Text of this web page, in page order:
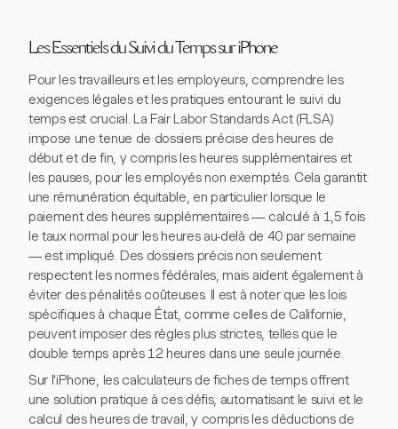
Les Essentiels du Suivi du Temps sur iPhone
Pour les travailleurs et les employeurs, comprendre les
exigences légales et les pratiques entourant le suivi du
temps est crucial. La Fair Labor Standards Act (FLSA)
impose une tenue de dossiers précise des heures de
début et de fin, y compris les heures supplémentaires et
les pauses, pour les employés non exemptés. Cela garantit
une rémunération équitable, en particulier lorsque le
paiement des heures supplémentaires — calculé à 1,5 fois
le taux normal pour les heures au-delà de 40 par semaine
— est impliqué. Des dossiers précis non seulement
respectent les normes fédérales, mais aident également à
éviter des pénalités coûteuses. Il est à noter que les lois
spécifiques à chaque État, comme celles de Californie,
peuvent imposer des règles plus strictes, telles que le
double temps après 12 heures dans une seule journée.
Sur l'iPhone, les calculateurs de fiches de temps offrent
une solution pratique à ces défis, automatisant le suivi et le
calcul des heures de travail, y compris les déductions de